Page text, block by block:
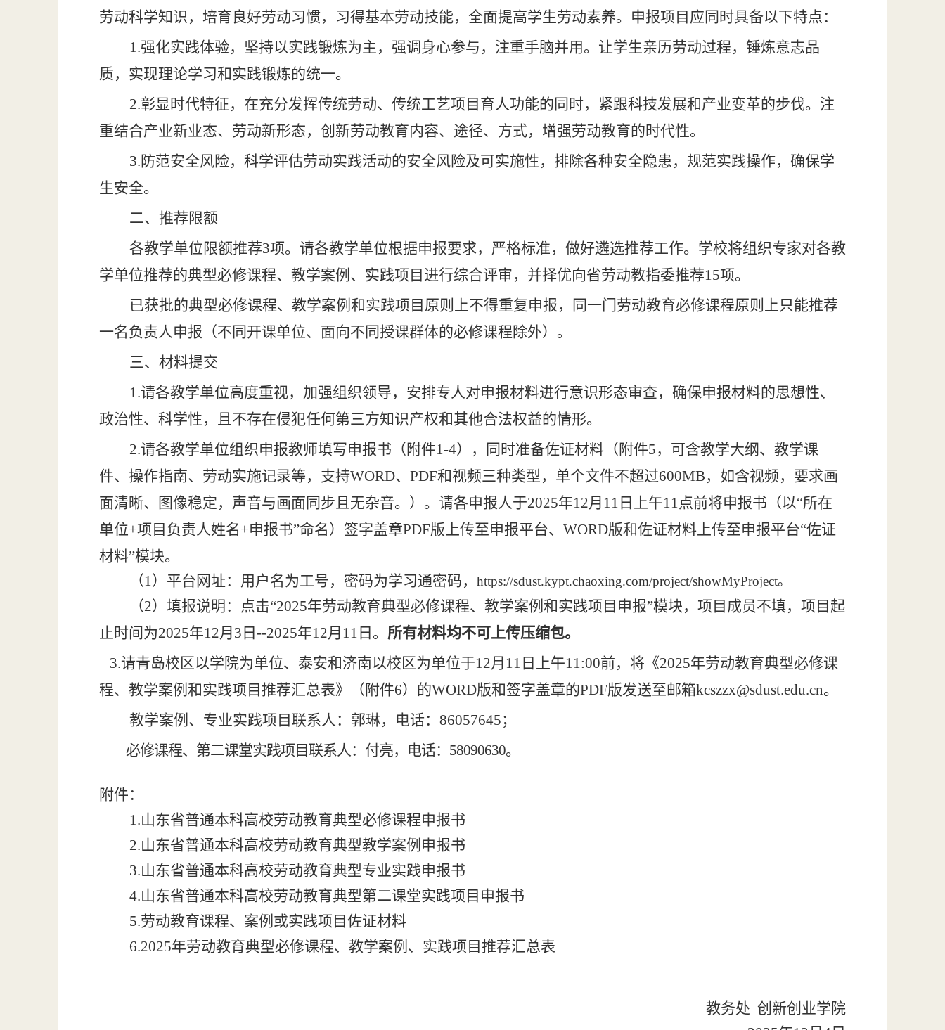
劳动科学知识，培育良好劳动习惯，习得基本劳动技能，全面提高学生劳动素养。申报项目应同时具备以下特点：
1.强化实践体验，坚持以实践锻炼为主，强调身心参与，注重手脑并用。让学生亲历劳动过程，锤炼意志品
质，实现理论学习和实践锻炼的统一。
2.彰显时代特征，在充分发挥传统劳动、传统工艺项目育人功能的同时，紧跟科技发展和产业变革的步伐。注
重结合产业新业态、劳动新形态，创新劳动教育内容、途径、方式，增强劳动教育的时代性。
3.防范安全风险，科学评估劳动实践活动的安全风险及可实施性，排除各种安全隐患，规范实践操作，确保学
生安全。
二、推荐限额
各教学单位限额推荐3项。 请各教学单位根据申报要求， 严格标准， 做好遴选推荐工作。学校将组织专家对各教
学单位推荐的典型必修课程、教学案例、实践项目进行综合评审，并择优向省劳动教指委推荐15项。
已获批的典型必修课程、教学案例和实践项目原则上不得重复申报，同一门劳动教育必修课程原则上只能推荐
一名负责人申报（不同开课单位、面向不同授课群体的必修课程除外）。
三、材料提交
1.请各教学单位高度重视，加强组织领导， 安排专人对申报材料进行意识形态审查，确保申报材料的思想性、
政治性、科学性，且不存在侵犯任何第三方知识产权和其他合法权益的情形。
2.请各教学单位组织申报教师填写申报书（ 附件1-4） ， 同时准备佐证材料（附件5， 可含教学大纲、教学课
件、操作指南、劳动实施记录等，支持WORD、PDF和视频三种类型，单个文件不超过600MB，如含视频，要求画
面清晰、图像稳定，声音与画面同步且无杂音。 ）。请各申报人于2025年12月 11 日上午11点前将申报书 （以“所在
单位+项目负责人姓名+申报书”命名）签字盖章PDF版上传至申报平台、 WORD版和佐证材料上传至申报平台“佐证
材料”模块。
（1）平台网址： 用户名为工号，密码为学习通密码， https://sdust.kypt.chaoxing.com/project/showMyProject。
（2）填报说明： 点击“2025年劳动教育典型必修课程、教学案例和实践项目申报”模块，项目成员不填，项目起
止时间为2025年12月3日--2025年12月11日。 所有材料均不可上传压缩包。
3.请青岛校区以学院为单位、泰安和济南以校区为单位于12月11日上午11:00前，将《2025年劳动教育典型必修课
程、教学案例和实践项目推荐汇总表》（附件6）的WORD版和签字盖章的PDF版发送至邮箱kcszzx@sdust.edu.cn。
教学案例、专业实践项目联系人： 郭琳， 电话： 86057645；
必修课程、第二课堂实践项目联系人：付亮， 电话： 58090630。
附件：
1.山东省普通本科高校劳动教育典型必修课程申报书
2.山东省普通本科高校劳动教育典型教学案例申报书
3.山东省普通本科高校劳动教育典型专业实践申报书
4.山东省普通本科高校劳动教育典型第二课堂实践项目申报书
5.劳动教育课程、案例或实践项目 佐证材料
6.2025年劳动教育典型必修课程、教学案例、实践项目 推荐汇总表
教务处 创新创业学院